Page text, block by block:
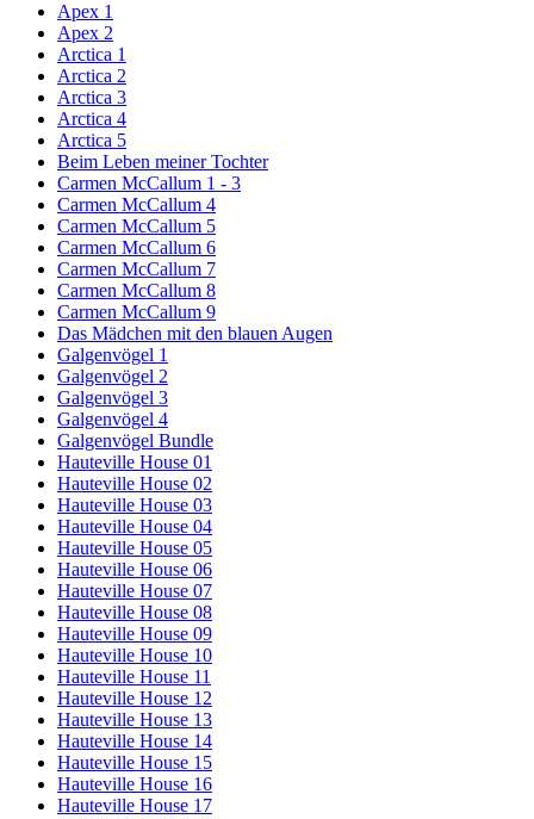
Apex 1
Apex 2
Arctica 1
Arctica 2
Arctica 3
Arctica 4
Arctica 5
Beim Leben meiner Tochter
Carmen McCallum 1 - 3
Carmen McCallum 4
Carmen McCallum 5
Carmen McCallum 6
Carmen McCallum 7
Carmen McCallum 8
Carmen McCallum 9
Das Mädchen mit den blauen Augen
Galgenvögel 1
Galgenvögel 2
Galgenvögel 3
Galgenvögel 4
Galgenvögel Bundle
Hauteville House 01
Hauteville House 02
Hauteville House 03
Hauteville House 04
Hauteville House 05
Hauteville House 06
Hauteville House 07
Hauteville House 08
Hauteville House 09
Hauteville House 10
Hauteville House 11
Hauteville House 12
Hauteville House 13
Hauteville House 14
Hauteville House 15
Hauteville House 16
Hauteville House 17